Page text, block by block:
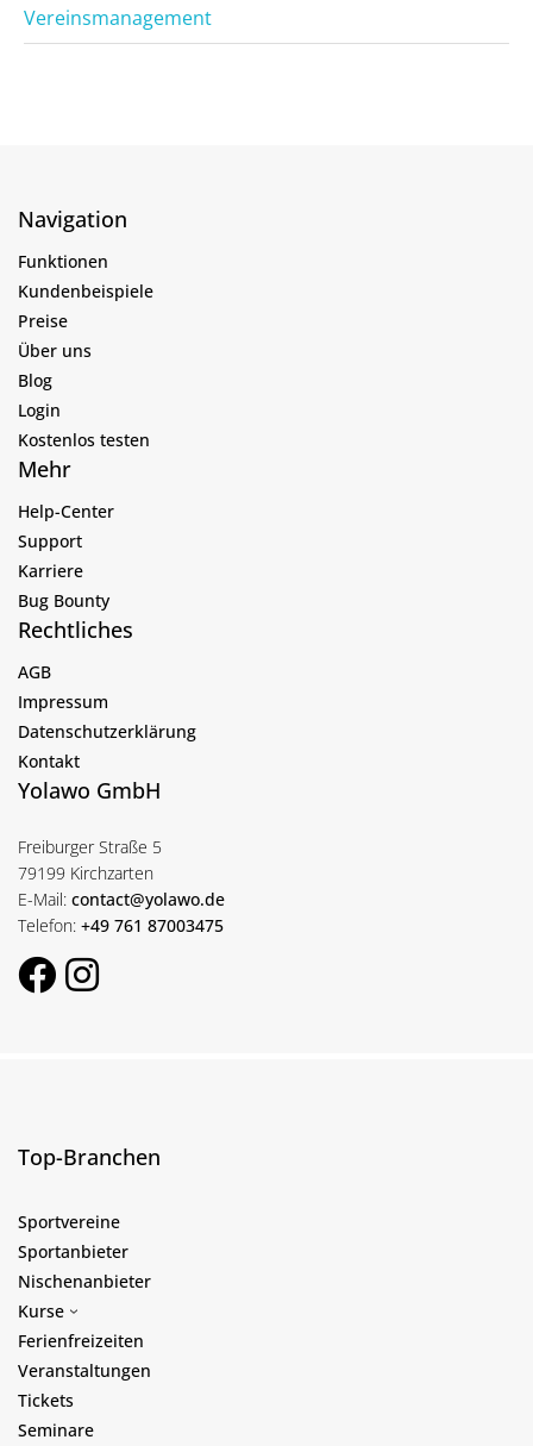
Vereinsmanagement
Navigation
Funktionen
Kundenbeispiele
Preise
Über uns
Blog
Login
Kostenlos testen
Mehr
Help-Center
Support
Karriere
Bug Bounty
Rechtliches
AGB
Impressum
Datenschutzerklärung
Kontakt
Yolawo GmbH
Freiburger Straße 5
79199 Kirchzarten
E-Mail: contact@yolawo.de
Telefon: +49 761 87003475
Top-Branchen
Sportvereine
Sportanbieter
Nischenanbieter
Kurse
Ferienfreizeiten
Veranstaltungen
Tickets
Seminare